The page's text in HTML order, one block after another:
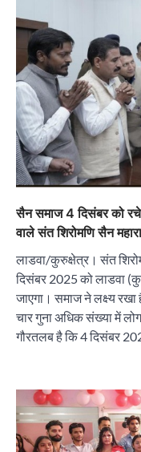
सैन समाज 4 दिसंबर को
वाले संत शिरोमणि सैन
लाडवा/कुरुक्षेत्र। संत
दिसंबर 2025 को लाडवा
जाएगा। समाज ने लक्ष्य रखा
चार गुना अधिक संख्या में
गौरतलब है कि 4 दिसंबर
2
सोलर